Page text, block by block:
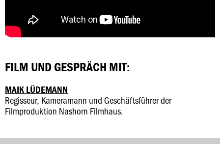
FILM UND GESPRÄCH MIT:
MAIK LÜDEMANN
Regisseur, Kameramann und Geschäftsführer der
Filmproduktion Nashorn Filmhaus.